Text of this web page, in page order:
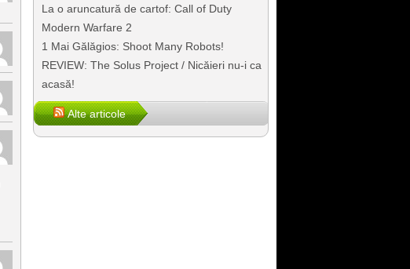
La o aruncatură de cartof: Call of Duty
Modern Warfare 2
1 Mai Gălăgios: Shoot Many Robots!
REVIEW: The Solus Project / Nicăieri nu-i ca
acasă!
Alte articole